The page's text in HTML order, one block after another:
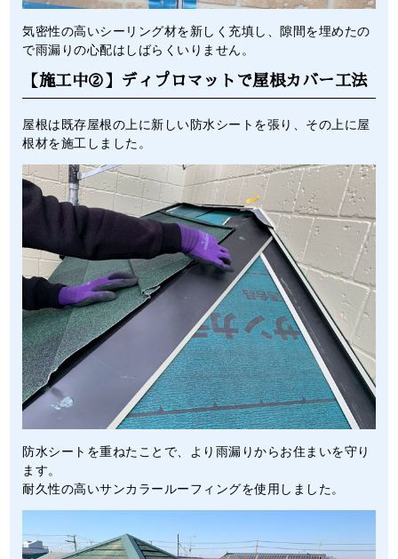
気密性の高いシーリング材を新しく充填し、隙間を埋めたの
で雨漏りの心配はしばらくいりません。
【施工中②】ディプロマットで屋根カバー工法
屋根は既存屋根の上に新しい防水シートを張り、その上に屋
根材を施工しました。
防水シートを重ねたことで、より雨漏りからお住まいを守り
ます。
耐久性の高いサンカラールーフィングを使用しました。